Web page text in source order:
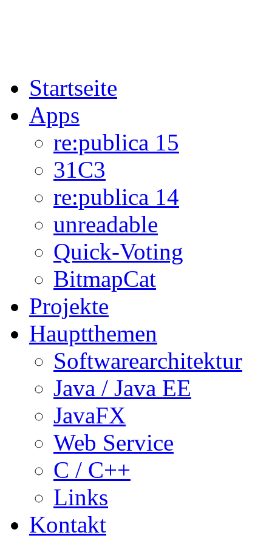
Startseite
Apps
re:publica 15
31C3
re:publica 14
unreadable
Quick-Voting
BitmapCat
Projekte
Hauptthemen
Softwarearchitektur
Java / Java EE
JavaFX
Web Service
C / C++
Links
Kontakt